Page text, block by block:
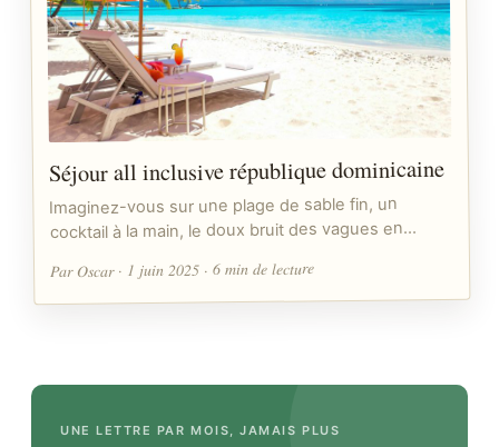
Séjour all inclusive république dominicaine
Imaginez-vous sur une plage de sable fin, un
cocktail à la main, le doux bruit des vagues en…
Par Oscar · 1 juin 2025 · 6 min de lecture
UNE LETTRE PAR MOIS, JAMAIS PLUS